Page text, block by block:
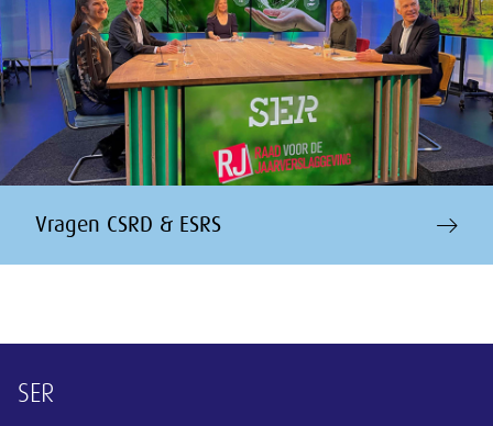
Vragen CSRD & ESRS
Overige informatie
SER